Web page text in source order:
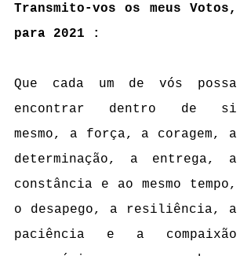
Transmito-vos os meus Votos,
para 2021 :
Que cada um de vós possa
encontrar dentro de si
mesmo, a força, a coragem, a
determinação, a entrega, a
constância e ao mesmo tempo,
o desapego, a resiliência, a
paciência e a compaixão